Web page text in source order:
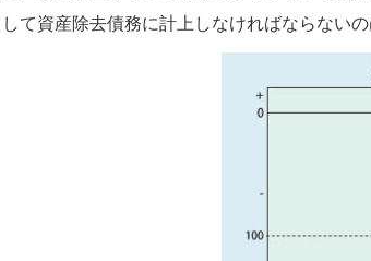
て資産除去債務に計上しなければならない